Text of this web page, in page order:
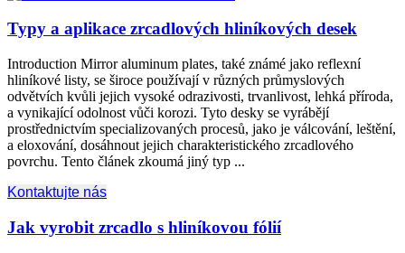
Typy a aplikace zrcadlových hliníkových desek
Introduction Mirror aluminum plates, také známé jako reflexní
hliníkové listy, se široce používají v různých průmyslových
odvětvích kvůli jejich vysoké odrazivosti, trvanlivost, lehká příroda,
a vynikající odolnost vůči korozi. Tyto desky se vyrábějí
prostřednictvím specializovaných procesů, jako je válcování, leštění,
a eloxování, dosáhnout jejich charakteristického zrcadlového
povrchu. Tento článek zkoumá jiný typ ...
Kontaktujte nás
Jak vyrobit zrcadlo s hliníkovou fólií